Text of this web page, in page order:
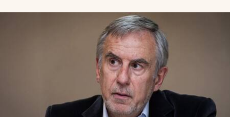
Infotechnology
El Cronista Studio